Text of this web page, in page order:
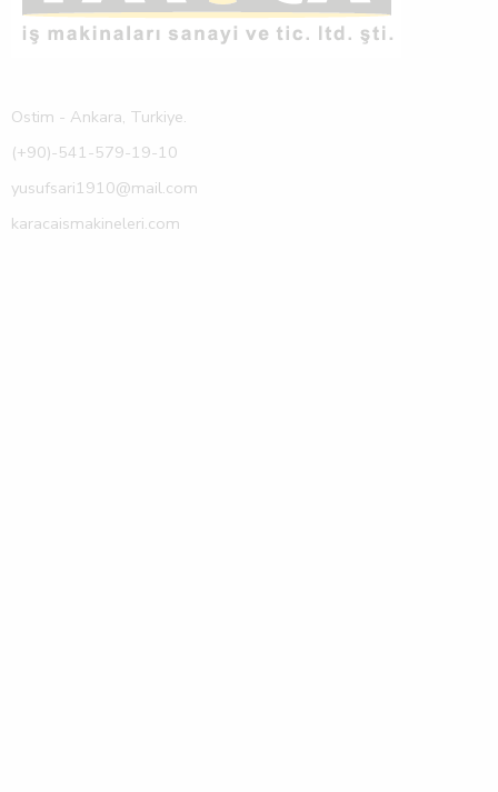
Ostim - Ankara, Turkiye.
(+90)-541-579-19-10
yusufsari1910@mail.com
karacaismakineleri.com